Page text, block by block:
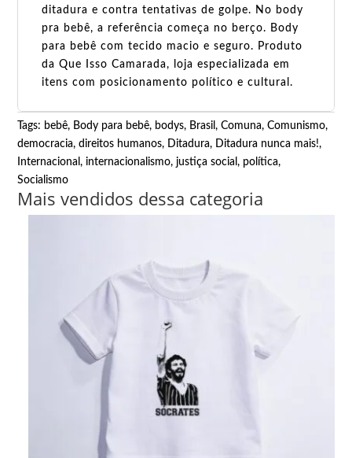
ditadura e contra tentativas de golpe. No body
pra bebê, a referência começa no berço. Body
para bebê com tecido macio e seguro. Produto
da Que Isso Camarada, loja especializada em
itens com posicionamento político e cultural.
Tags: bebê, Body para bebê, bodys, Brasil,Comuna,Comunismo,
democracia,direitos humanos, Ditadura, Ditadura nunca mais!,
Internacional,internacionalismo,justiça social, política,
Socialismo
Mais vendidos dessa categoria